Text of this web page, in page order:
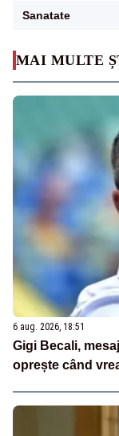
MAI MULTE
6 aug. 2026, 18:51
Gigi Becali,
oprește când
Sanatate